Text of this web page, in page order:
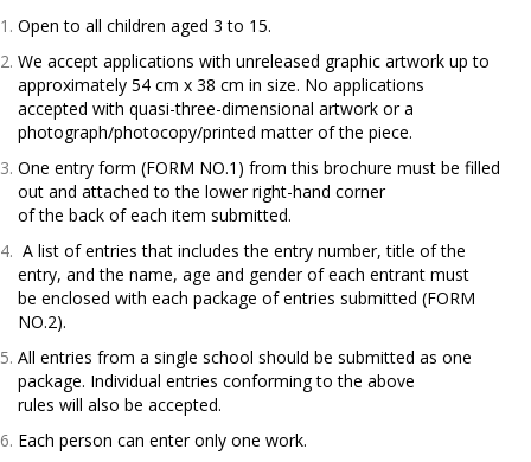
Open to all children aged 3 to 15.
We accept applications with unreleased graphic artwork up to
approximately 54 cm x 38 cm in size. No applications
accepted with quasi-three-dimensional artwork or a
photograph/photocopy/printed matter of the piece.
One entry form (FORM NO.1) from this brochure must be filled
out and attached to the lower right-hand corner
of the back of each item submitted.
A list of entries that includes the entry number, title of the
entry, and the name, age and genderof each entrant must
be enclosed with each package of entries submitted (FORM
NO.2).
All entries from a single school should be submitted as one
package. Individual entries conforming to the above
rules will also be accepted.
Each person can enter only one work.